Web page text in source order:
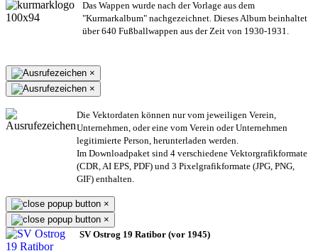
Das Wappen wurde nach der Vorlage aus dem
"Kurmarkalbum" nachgezeichnet. Dieses Album beinhaltet
über 640 Fußballwappen aus der Zeit von 1930-1931.
×
×
Die Vektordaten können nur vom jeweiligen Verein,
Unternehmen, oder eine vom Verein oder Unternehmen
legitimierte Person, herunterladen werden.
Im Downloadpaket sind 4 verschiedene Vektorgrafikformate
(CDR, AI EPS, PDF) und 3 Pixelgrafikformate (JPG, PNG,
GIF) enthalten.
×
×
SV Ostrog 19 Ratibor (vor 1945)